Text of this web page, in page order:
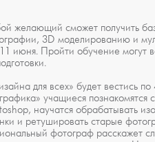
желающий сможет получить
3D моделированию и
июня. Пройти обучение
для всех» будет вестись
учащиеся
научатся обрабатывать
и ретушировать старые
фотограф расскажет